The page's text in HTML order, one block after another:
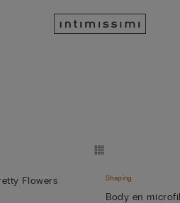
Flowers
Shaping
Body en